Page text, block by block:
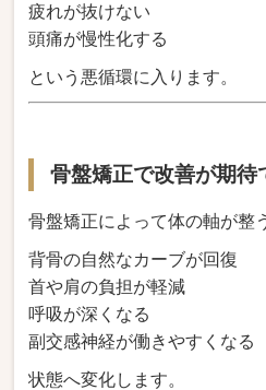
疲れが抜けない
頭痛が慢性化する
という悪循環に入ります。
骨盤矯正で改善が期待
骨盤矯正によって体の軸が整
背骨の自然なカーブが回復
首や肩の負担が軽減
呼吸が深くなる
副交感神経が働きやすくなる
状態へ変化します。